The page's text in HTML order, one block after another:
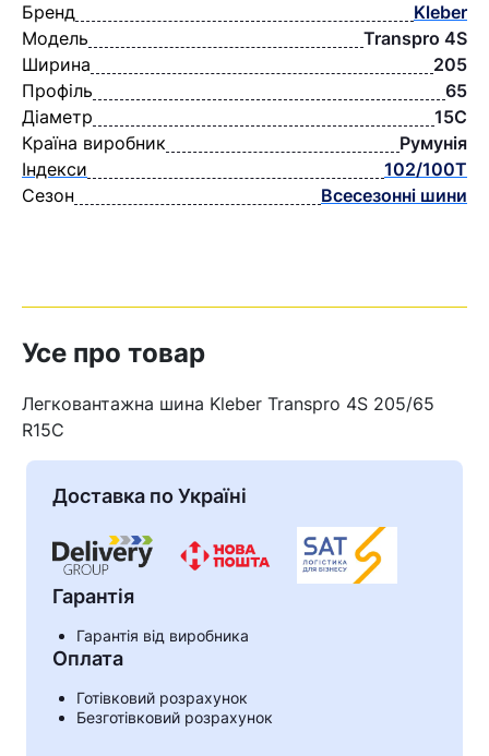
Кошик
У кошику немає товарів.
Бренд
Kleber
Модель
Transpro 4S
Ширина
205
Профіль
65
Діаметр
15C
Країна виробник
Румунія
Індекси
102/100T
Сезон
Всесезонні шини
Усе про товар
Легковантажна шина Kleber Transpro 4S 205/65
R15C
Доставка по Україні
Гарантія
Гарантія від виробника
Оплата
Готівковий розрахунок
Безготівковий розрахунок